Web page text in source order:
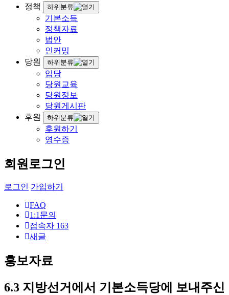
정책
하위분류
기본소득
정책자료
법안
인커밍
당원
하위분류
입당
당원교육
당원정보
당원게시판
후원
하위분류
후원하기
영수증
회원로그인
로그인 가입하기
FAQ
1:1문의
접속자 163
새글
홍보자료
6.3 지방선거에서 기본소득당에 보내주신